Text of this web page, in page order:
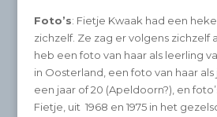
Foto’s: Fietje Kwaak had een
zichzelf. Ze zag er volgens zichzelf
heb een foto van haar als leerling
in Oosterland, een foto van haar
een jaar of 20 (Apeldoorn?), en
Fietje, uit 1968 en 1975 in het